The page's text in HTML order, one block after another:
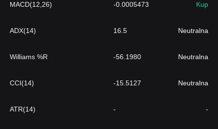
MACD(12,26) -0.0005473 Kup
ADX(14) 16.5 Neutralna
Williams %R -56.1980 Neutralna
CCI(14) -15.5127 Neutralna
ATR(14) - -